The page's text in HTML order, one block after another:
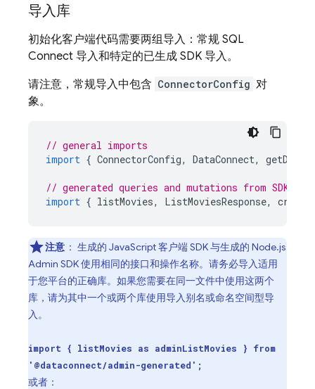
导入库
初始化客户端代码需要两组导入：常规 SQL
Connect 导入和特定的已生成 SDK 导入。
请注意，常规导入中包含 ConnectorConfig 对
象。
// general imports
import { ConnectorConfig, DataConnect,
// generated queries and mutations from SDK
import { listMovies, ListMoviesResponse,
注意 ： 生成的 JavaScript 客户端 SDK 与生成的 Node.js
Admin SDK 使用相同的接口和操作名称。请务必导入适用
于您平台的正确库。如果您需要在同一文件中使用这两个
库，请为其中一个或两个库使用导入别名或命名空间型导
入。
import { listMovies as adminListMovies } from
'@dataconnect/admin-generated';
或者：